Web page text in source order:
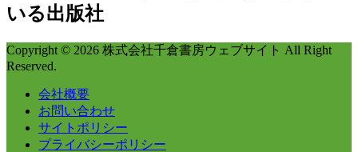
いる出版社
Copyright © 2026 株式会社千倉書房ウェブサイト All Right
Reserved.
会社概要
お問い合わせ
サイトポリシー
プライバシーポリシー